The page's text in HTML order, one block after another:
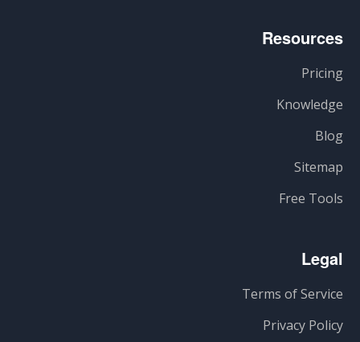
Resources
Pricing
Knowledge
Blog
Sitemap
Free Tools
Legal
Terms of Service
Privacy Policy